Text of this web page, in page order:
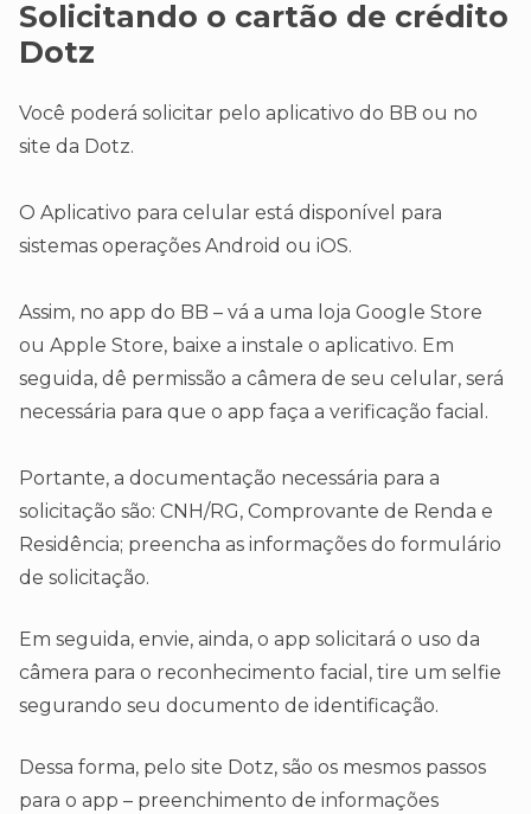
Solicitando o cartão de crédito
Dotz
Você poderá solicitar pelo aplicativo do BB ou no
site da Dotz.
O Aplicativo para celular está disponível para
sistemas operações Android ou iOS.
Assim, no app do BB – vá a uma loja Google Store
ou Apple Store, baixe a instale o aplicativo. Em
seguida, dê permissão a câmera de seu celular, será
necessária para que o app faça a verificação facial.
Portante, a documentação necessária para a
solicitação são: CNH/RG, Comprovante de Renda e
Residência; preencha as informações do formulário
de solicitação.
Em seguida, envie, ainda, o app solicitará o uso da
câmera para o reconhecimento facial, tire um selfie
segurando seu documento de identificação.
Dessa forma, pelo site Dotz, são os mesmos passos
para o app – preenchimento de informações